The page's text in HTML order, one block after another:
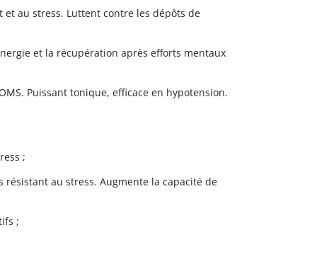
au stress. Luttent contre les dépôts de
et la récupération après efforts mentaux
Puissant tonique, efficace en hypotension.
;
au stress. Augmente la capacité de
;